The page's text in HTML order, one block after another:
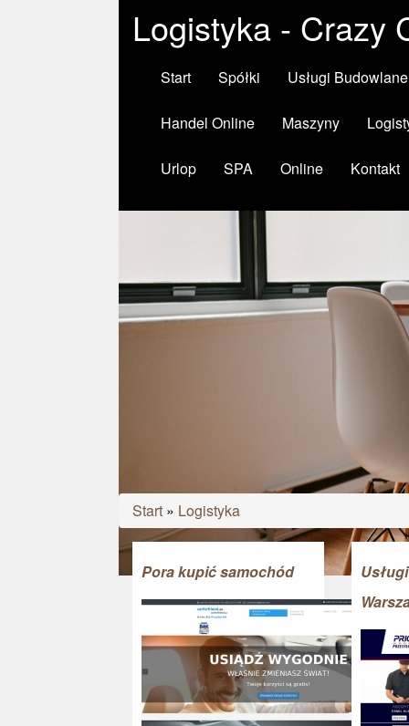
Logistyka - Crazy
Start Spółki Usługi Budowlane
Handel Online Maszyny
Urlop SPA Online Kontakt
Start » Logistyka
Pora kupić samochód